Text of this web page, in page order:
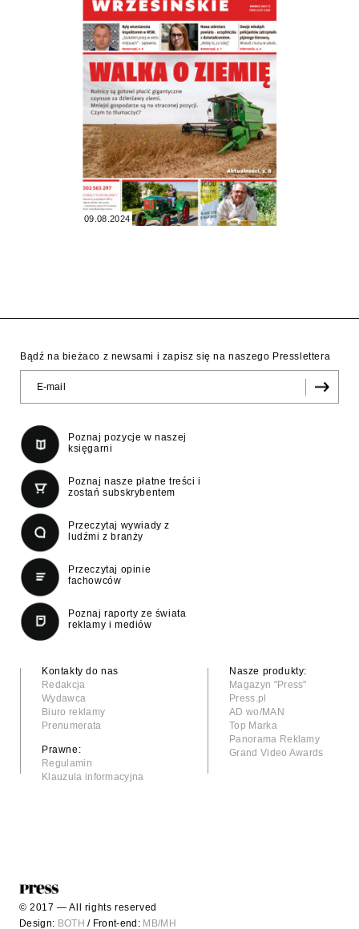
09.08.2024
Bądź na bieżaco z newsami i zapisz się na naszego Presslettera
Poznaj pozycje w naszej
księgarni
Poznaj nasze płatne treści i
zostań subskrybentem
Przeczytaj wywiady z
ludźmi z branży
Przeczytaj opinie
fachowców
Poznaj raporty ze świata
reklamy i mediów
Kontakty do nas
Redakcja
Wydawca
Biuro reklamy
Prenumerata
Prawne:
Regulamin
Klauzula informacyjna
Nasze produkty:
Magazyn "Press"
Press.pl
AD wo/MAN
Top Marka
Panorama Reklamy
Grand Video Awards
Design: BOTH / Front-end: MB/MH
© 2017 — All rights reserved